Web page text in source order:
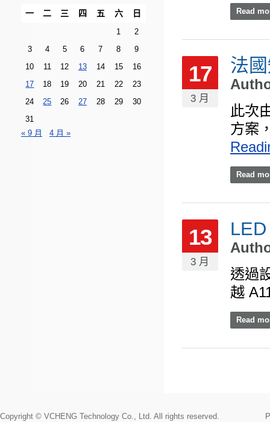
Read
法
17
3 月
此次
方案
Read
13
3 月
透過
越
Read
一 二 三 四 五 六 日
1
2
3
4 5 6 7 8
9
10
11 12 13 14 15
16
17
18 19 20 21 22
23
24
25 26 27 28 29
30
31
« 9 月
4 月 »
Copyright © VCHENG Technology Co., Ltd. All rights